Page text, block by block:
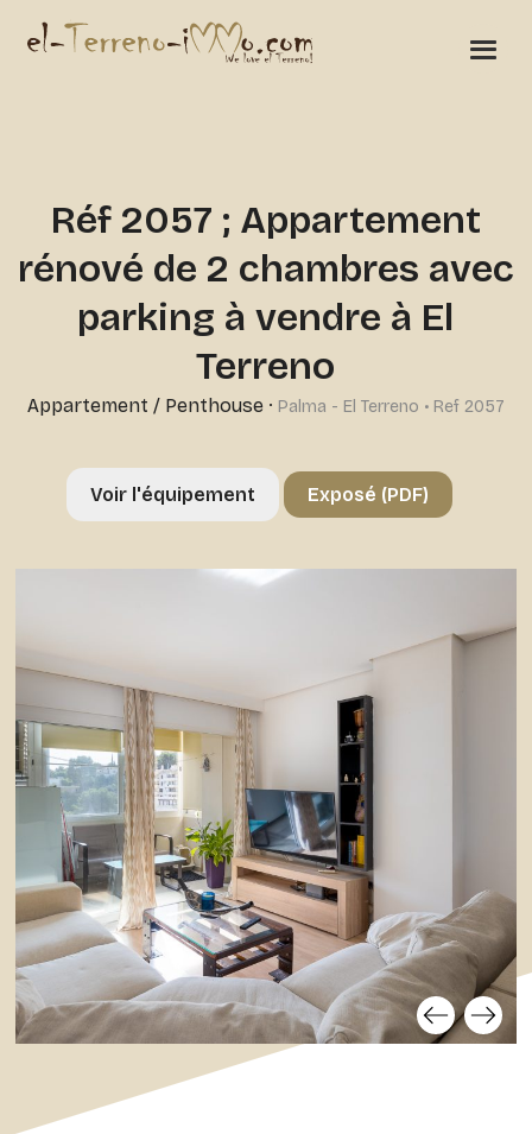
Réf 2057 ; Appartement
rénové de 2 chambres avec
parking à vendre à El
Terreno
Appartement / Penthouse· Palma - El Terreno • Ref 2057
Voir l'équipement Exposé (PDF)